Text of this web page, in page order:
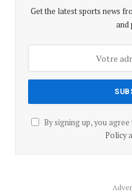
Get the latest sports news
and
By signing up, you
Policy